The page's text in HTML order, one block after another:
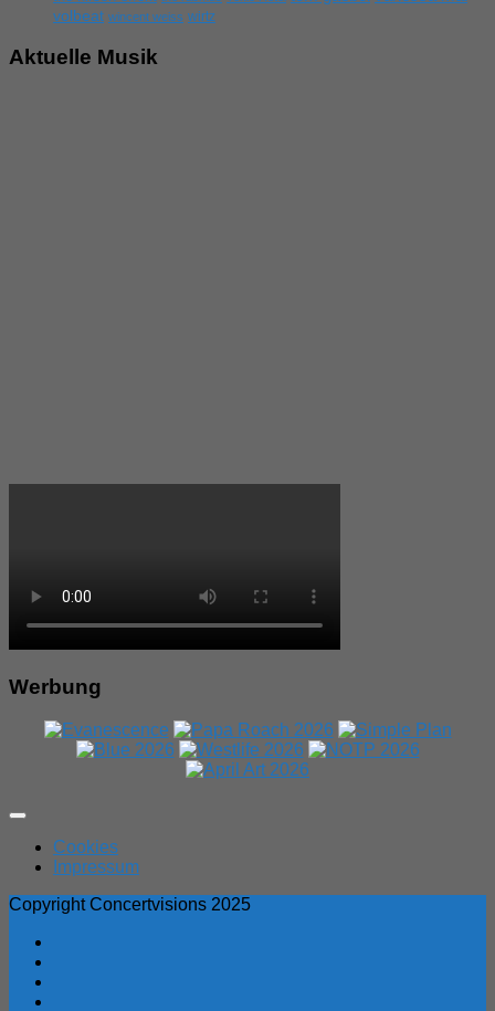
volbeat wincent weiss wirtz
Aktuelle Musik
Werbung
Expand
Cookies
Impressum
Copyright Concertvisions 2025